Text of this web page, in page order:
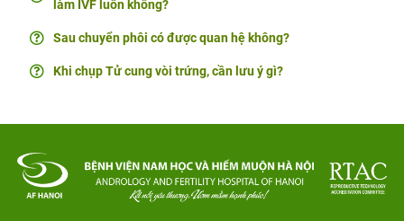
làm IVF luôn không?
Sau chuyển phôi có được quan hệ không?
Khi chụp Tử cung vòi trứng, cần lưu ý gì?